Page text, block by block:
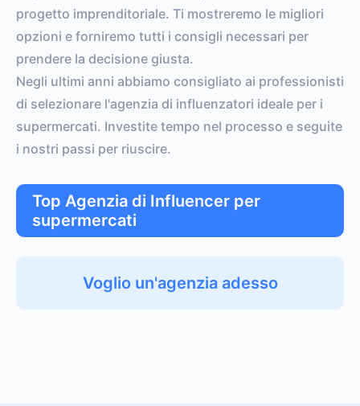
progetto imprenditoriale. Ti mostreremo le migliori
opzioni e forniremo tutti i consigli necessari per
prendere la decisione giusta.
Negli ultimi anni abbiamo consigliato ai professionisti
di selezionare l'agenzia di influenzatori ideale per i
supermercati. Investite tempo nel processo e seguite
i nostri passi per riuscire.
Top Agenzia di Influencer per
supermercati
Voglio un'agenzia adesso